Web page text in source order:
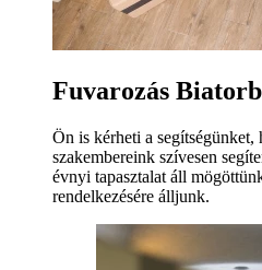
Fuvarozás
Ön is kérheti a
szakembereink szívesen
évnyi tapasztalat áll
rendelkezésére álljunk.